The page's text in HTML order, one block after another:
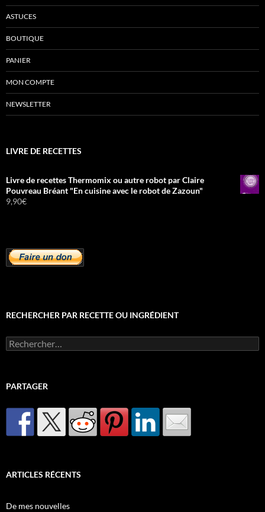
ASTUCES
BOUTIQUE
PANIER
MON COMPTE
NEWSLETTER
LIVRE DE RECETTES
Livre de recettes Thermomix ou autre robot par Claire
Pouvreau Bréant "En cuisine avec le robot de Zazoun"
9,90€
RECHERCHER PAR RECETTE OU INGRÉDIENT
Rechercher :
PARTAGER
ARTICLES RÉCENTS
De mes nouvelles